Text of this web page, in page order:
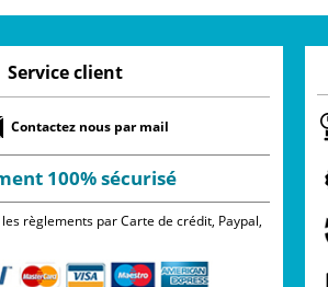
Service client
Contactez nous par mail
100% sécurisé
règlements par Carte de crédit, Paypal,